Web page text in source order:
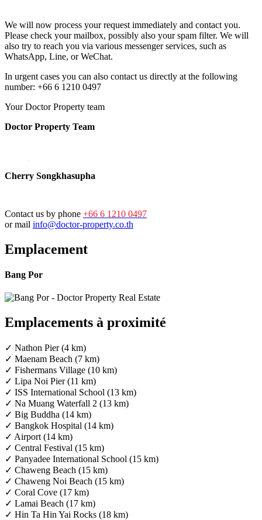
We will now process your request immediately and contact you.
Please check your mailbox, possibly also your spam filter. We will
also try to reach you via various messenger services, such as
WhatsApp, Line, or WeChat.
In urgent cases you can also contact us directly at the following
number: +66 6 1210 0497
Your Doctor Property team
Doctor Property Team
Cherry Songkhasupha
Contact us by phone +66 6 1210 0497
or mail info@doctor-property.co.th
Emplacement
Bang Por
Emplacements à proximité
✓ Nathon Pier (4 km)
✓ Maenam Beach (7 km)
✓ Fishermans Village (10 km)
✓ Lipa Noi Pier (11 km)
✓ ISS International School (13 km)
✓ Na Muang Waterfall 2 (13 km)
✓ Big Buddha (14 km)
✓ Bangkok Hospital (14 km)
✓ Airport (14 km)
✓ Central Festival (15 km)
✓ Panyadee International School (15 km)
✓ Chaweng Beach (15 km)
✓ Chaweng Noi Beach (15 km)
✓ Coral Cove (17 km)
✓ Lamai Beach (17 km)
✓ Hin Ta Hin Yai Rocks (18 km)